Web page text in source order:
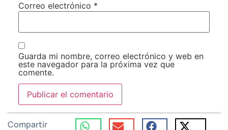
Correo electrónico *
Guarda mi nombre, correo electrónico y web en
este navegador para la próxima vez que
comente.
Compartir